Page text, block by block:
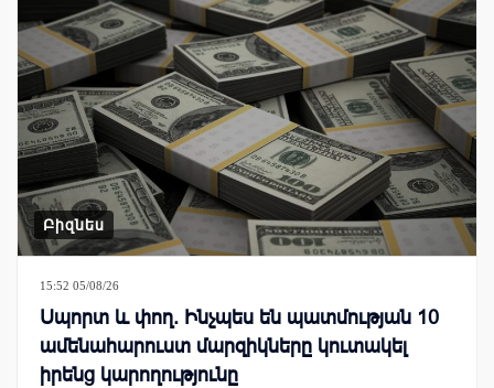
Բիզնես
15:52 05/08/26
Սպորտ և փող. Ինչպես են պատմության 10
ամենահարուստ մարզիկները կուտակել
իրենց կարողությունը